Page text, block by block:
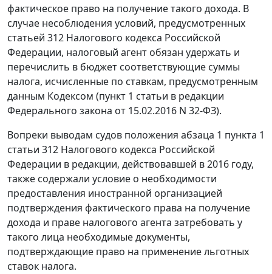
фактическое право на получение такого дохода. В
случае несоблюдения условий, предусмотренных
статьей 312 Налогового кодекса Российской
Федерации, налоговый агент обязан удержать и
перечислить в бюджет соответствующие суммы
налога, исчисленные по ставкам, предусмотренным
данным Кодексом (пункт 1 статьи в редакции
Федерального закона от 15.02.2016 N 32-ФЗ).
Вопреки выводам судов положения абзаца 1 пункта 1
статьи 312 Налогового кодекса Российской
Федерации в редакции, действовавшей в 2016 году,
также содержали условие о необходимости
предоставления иностранной организацией
подтверждения фактического права на получение
дохода и праве налогового агента затребовать у
такого лица необходимые документы,
подтверждающие право на применение льготных
ставок налога.